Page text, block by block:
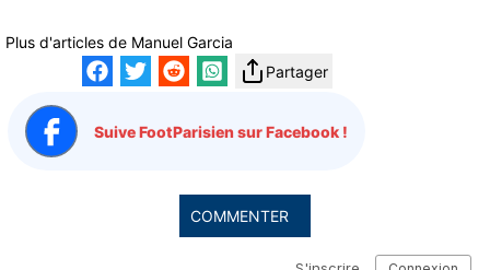
Plus d'articles de Manuel Garcia
Partager
Suive FootParisien sur Facebook !
COMMENTER